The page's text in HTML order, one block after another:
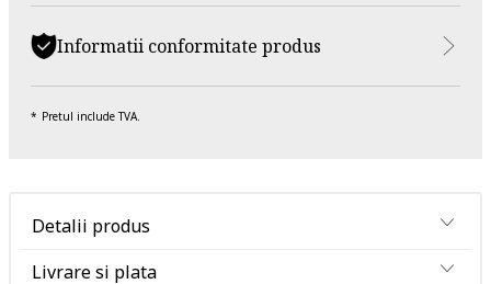
Informatii conformitate produs
Pretul include TVA.
Detalii produs
Livrare si plata